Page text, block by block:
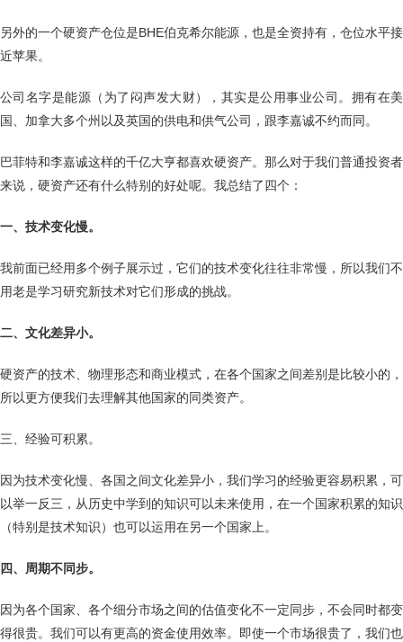
另外的一个硬资产仓位是BHE伯克希尔能源，也是全资持有，仓位水平接
近苹果。
公司名字是能源（为了闷声发大财），其实是公用事业公司。拥有在美
国、加拿大多个州以及英国的供电和供气公司，跟李嘉诚不约而同。
巴菲特和李嘉诚这样的千亿大亨都喜欢硬资产。那么对于我们普通投资者
来说，硬资产还有什么特别的好处呢。我总结了四个：
一、技术变化慢。
我前面已经用多个例子展示过，它们的技术变化往往非常慢，所以我们不
用老是学习研究新技术对它们形成的挑战。
二、文化差异小。
硬资产的技术、物理形态和商业模式，在各个国家之间差别是比较小的，
所以更方便我们去理解其他国家的同类资产。
三、经验可积累。
因为技术变化慢、各国之间文化差异小，我们学习的经验更容易积累，可
以举一反三，从历史中学到的知识可以未来使用，在一个国家积累的知识
（特别是技术知识）也可以运用在另一个国家上。
四、周期不同步。
因为各个国家、各个细分市场之间的估值变化不一定同步，不会同时都变
得很贵。我们可以有更高的资金使用效率。即使一个市场很贵了，我们也